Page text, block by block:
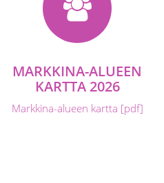
MARKKINA-ALUEEN
KARTTA 2026
Markkina-alueen kartta [pdf]